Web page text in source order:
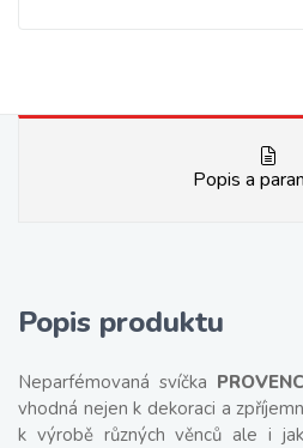
Popis a
Popis produktu
Neparfémovaná svíčka
vhodná nejen k dekoraci a
k výrobě různých věnců ale i